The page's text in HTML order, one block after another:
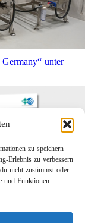
zu speichern
Erlebnis zu verbessern
nicht zustimmst oder
und Funktionen
unter